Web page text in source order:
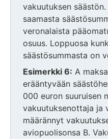
vakuutuksen
saamasta
veronalaista
osuus. Loppuosa
säästösummasta on
Esimerkki 6: A
erääntyvään
000 euron suuruisen
vakuutuksenottaja ja
määrännyt
aviopuolisonsa B.